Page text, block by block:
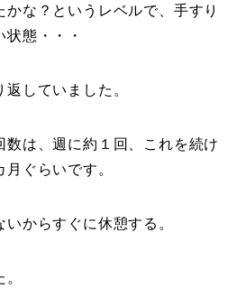
な？というレベルで、手すり
態・・・
していました。
数は、週に約１回、これを続け
ぐらいです。
からすぐに休憩する。